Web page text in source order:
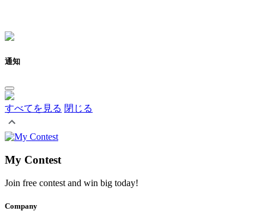
通知
すべてを見る 閉じる
My Contest
Join free contest and win big today!
Company